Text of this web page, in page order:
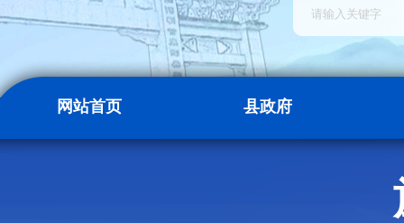
网站首页 县政府